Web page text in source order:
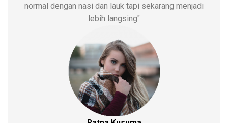
normal dengan nasi dan lauk tapi sekarang menjadi
lebih langsing"